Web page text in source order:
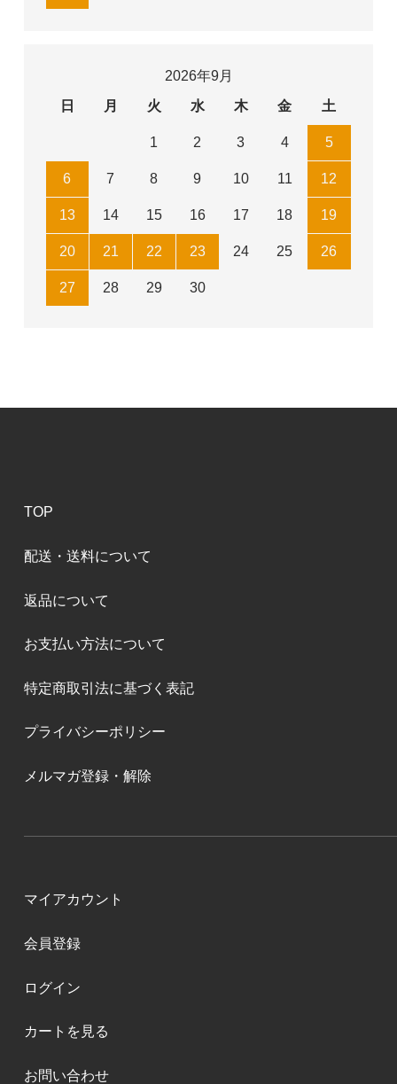
2026年9月
日
月 火 水 木 金 土
1 2 3 4 5
6 7 8 9 10 11 12
13 14 15 16 17 18 19
20 21 22 23 24 25 26
27 28 29 30
TOP
配送・送料について
返品について
お支払い方法について
特定商取引法に基づく表記
プライバシーポリシー
メルマガ登録・解除
マイアカウント
会員登録
ログイン
カートを見る
お問い合わせ